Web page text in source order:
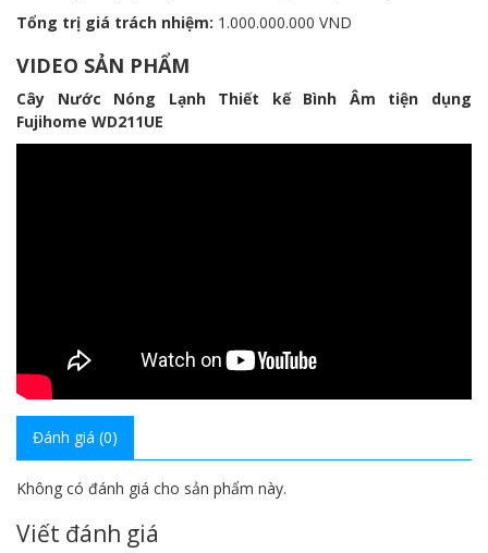
Tổng trị giá trách nhiệm: 1.000.000.000 VND
VIDEO SẢN PHẨM
Cây Nước Nóng Lạnh Thiết kế Bình Âm tiện dụng
Fujihome WD211UE
Đánh giá (0)
Không có đánh giá cho sản phẩm này.
Viết đánh giá